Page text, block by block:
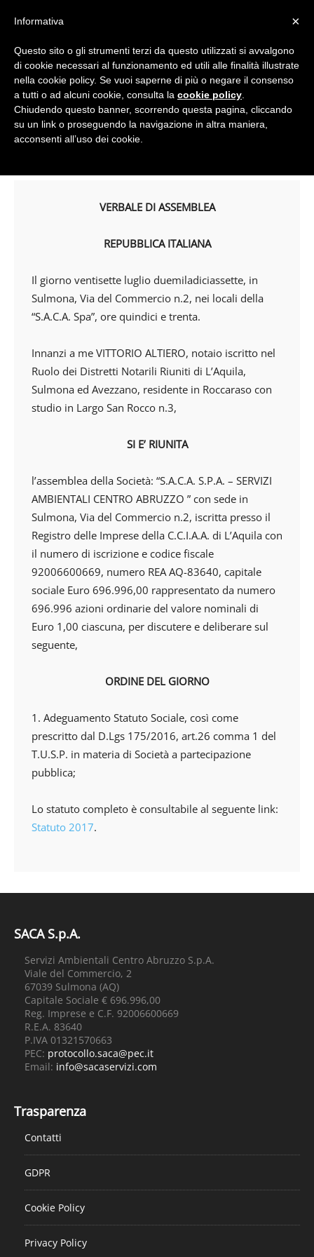
Home Avvisi
Avvisi Notizie
Statuto Saca S.p.A. 2017
VERBALE DI ASSEMBLEA
REPUBBLICA ITALIANA
Il giorno ventisette luglio duemiladiciassette, in
Sulmona, Via del Commercio n.2, nei locali della
“S.A.C.A. Spa”, ore quindici e trenta.
Innanzi a me VITTORIO ALTIERO, notaio iscritto nel
Ruolo dei Distretti Notarili Riuniti di L’Aquila,
Sulmona ed Avezzano, residente in Roccaraso con
studio in Largo San Rocco n.3,
SI E’ RIUNITA
l’assemblea della Società: “S.A.C.A. S.P.A. – SERVIZI
AMBIENTALI CENTRO ABRUZZO ” con sede in
Sulmona, Via del Commercio n.2, iscritta presso il
Registro delle Imprese della C.C.I.A.A. di L’Aquila con
il numero di iscrizione e codice fiscale
92006600669, numero REA AQ-83640, capitale
sociale Euro 696.996,00 rappresentato da numero
696.996 azioni ordinarie del valore nominali di
Euro 1,00 ciascuna, per discutere e deliberare sul
seguente,
ORDINE DEL GIORNO
1. Adeguamento Statuto Sociale, così come
prescritto dal D.Lgs 175/2016, art.26 comma 1 del
T.U.S.P. in materia di Società a partecipazione
pubblica;
Lo statuto completo è consultabile al seguente link:
Statuto 2017.
SACA S.p.A.
Servizi Ambientali Centro Abruzzo S.p.A.
Viale del Commercio, 2
67039 Sulmona (AQ)
Capitale Sociale € 696.996,00
Reg. Imprese e C.F. 92006600669
R.E.A. 83640
P.IVA 01321570663
PEC: protocollo.saca@pec.it
Email: info@sacaservizi.com
Trasparenza
Contatti
GDPR
Cookie Policy
Privacy Policy
×
Informativa
Questo sito o gli strumenti terzi da questo utilizzati si avvalgono
di cookie necessari al funzionamento ed utili alle finalità illustrate
nella cookie policy. Se vuoi saperne di più o negare il consenso
a tutti o ad alcuni cookie, consulta la cookie policy
Chiudendo questo banner, scorrendo questa pagina, cliccando
su un link o proseguendo la navigazione in altra maniera,
acconsenti all’uso dei cookie.